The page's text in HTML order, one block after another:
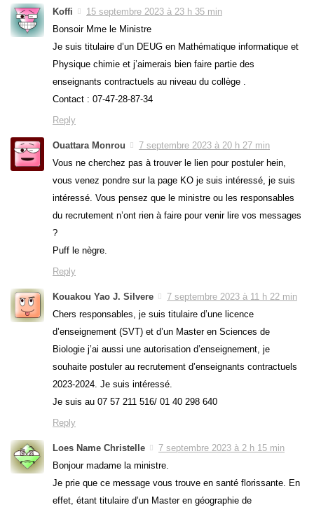
Koffi
15 septembre 2023 à 23 h 35 min
Bonsoir Mme le Ministre
Je suis titulaire d’un DEUG en Mathématique informatique et
Physique chimie et j’aimerais bien faire partie des
enseignants contractuels au niveau du collège .
Contact : 07-47-28-87-34
Reply
Ouattara Monrou
7 septembre 2023 à 20 h 27 min
Vous ne cherchez pas à trouver le lien pour postuler hein,
vous venez pondre sur la page KO je suis intéressé, je suis
intéressé. Vous pensez que le ministre ou les responsables
du recrutement n’ont rien à faire pour venir lire vos messages
?
Puff le nègre.
Reply
Kouakou Yao J. Silvere
7 septembre 2023 à 11 h 22 min
Chers responsables, je suis titulaire d’une licence
d’enseignement (SVT) et d’un Master en Sciences de
Biologie j’ai aussi une autorisation d’enseignement, je
souhaite postuler au recrutement d’enseignants contractuels
2023-2024. Je suis intéressé.
Je suis au 07 57 211 516/ 01 40 298 640
Reply
Loes Name Christelle
7 septembre 2023 à 2 h 15 min
Bonjour madame la ministre.
Je prie que ce message vous trouve en santé florissante. En
effet, étant titulaire d’un Master en géographie de